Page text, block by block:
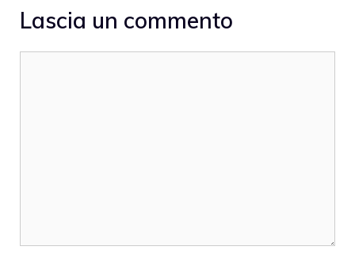
Lascia un commento